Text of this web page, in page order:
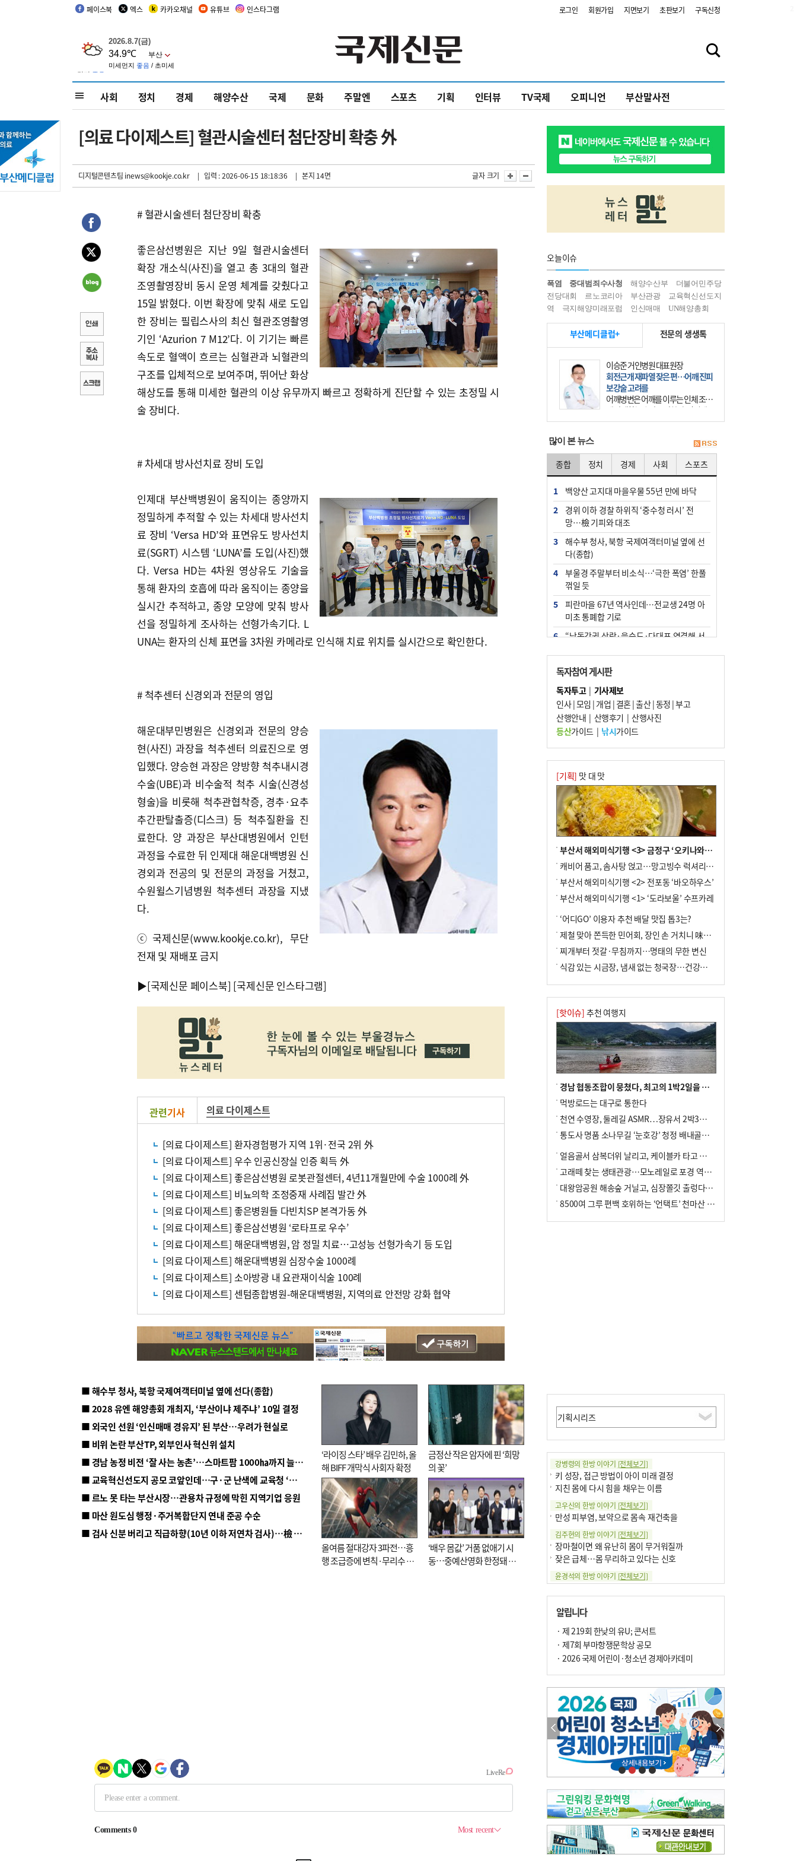
페이스북 엑스 카카오채널 유튜브 인스타그램 로그인 회원가입 지면보기 초판보기 구독신청
사회 정치 경제 해양수산 국제 문화 주말엔 스포츠 기획 인터뷰 TV국제 오피니언 부산말사전
[의료 다이제스트] 혈관시술센터 첨단장비 확충 外
디지털콘텐츠팀 inews@kookje.co.kr | 입력 : 2026-06-15 18:18:36 | 본지 14면 글자 크기
# 혈관시술센터 첨단장비 확충
좋은삼선병원은 지난 9일 혈관시술센터
확장 개소식(사진)을 열고 총 3대의 혈관
조영촬영장비 동시 운영 체계를 갖췄다고
15일 밝혔다. 이번 확장에 맞춰 새로 도입
한 장비는 필립스사의 최신 혈관조영촬영
기인 ‘Azurion 7 M12’다. 이 기기는 빠른
속도로 혈액이 흐르는 심혈관과 뇌혈관의
구조를 입체적으로 보여주며, 뛰어난 화상
해상도를 통해 미세한 혈관의 이상 유무까지 빠르고 정확하게 진단할 수 있는 초정밀 시
술 장비다.
# 차세대 방사선치료 장비 도입
인제대 부산백병원이 움직이는 종양까지
정밀하게 추적할 수 있는 차세대 방사선치
료 장비 ‘Versa HD’와 표면유도 방사선치
료(SGRT) 시스템 ‘LUNA’를 도입(사진)했
다. Versa HD는 4차원 영상유도 기술을
통해 환자의 호흡에 따라 움직이는 종양을
실시간 추적하고, 종양 모양에 맞춰 방사
선을 정밀하게 조사하는 선형가속기다. L
UNA는 환자의 신체 표면을 3차원 카메라로 인식해 치료 위치를 실시간으로 확인한다.
# 척추센터 신경외과 전문의 영입
해운대부민병원은 신경외과 전문의 양승
현(사진) 과장을 척추센터 의료진으로 영
입했다. 양승현 과장은 양방향 척추내시경
수술(UBE)과 비수술적 척추 시술(신경성
형술)을 비롯해 척추관협착증, 경추·요추
추간판탈출증(디스크) 등 척추질환을 진
료한다. 양 과장은 부산대병원에서 인턴
과정을 수료한 뒤 인제대 해운대백병원 신
경외과 전공의 및 전문의 과정을 거쳤고,
수원윌스기념병원 척추센터 과장을 지냈
다.
ⓒ국제신문(www.kookje.co.kr), 무단
전재 및 재배포 금지
▶[국제신문 페이스북] [국제신문 인스타그램]
관련기사 의료 다이제스트
[의료 다이제스트] 환자경험평가 지역 1위·전국 2위 外
[의료 다이제스트] 우수 인공신장실 인증 획득 外
[의료 다이제스트] 좋은삼선병원 로봇관절센터, 4년11개월만에 수술 1000례 外
[의료 다이제스트] 비뇨의학 조정중재 사례집 발간 外
[의료 다이제스트] 좋은병원들 다빈치SP 본격가동 外
[의료 다이제스트] 좋은삼선병원 ‘로타프로 우수’
[의료 다이제스트] 해운대백병원, 암 정밀 치료…고성능 선형가속기 등 도입
[의료 다이제스트] 해운대백병원 심장수술 1000례
[의료 다이제스트] 소아방광 내 요관재이식술 100례
[의료 다이제스트] 센텀종합병원-해운대백병원, 지역의료 안전망 강화 협약
■ 해수부 청사, 북항 국제여객터미널 옆에 선다(종합)
■ 2028 유엔 해양총회 개최지, ‘부산이냐 제주냐’ 10일 결정
■ 외국인 선원 ‘인신매매 경유지’ 된 부산…우려가 현실로
■ 비위 논란 부산TP, 외부인사 혁신위 설치
■ 경남 농정 비전 ‘잘 사는 농촌’…스마트팜 1000㏊까지 늘린다
■ 교육혁신선도지 공모 코앞인데…구·군 난색에 교육청 ‘쩔쩔’
■ 르노 못 타는 부산시장…관용차 규정에 막힌 지역기업 응원
■ 마산 원도심 행정·주거복합단지 연내 준공 수순
■ 검사 신분 버리고 직급하향(10년 이하 저연차 검사)…檢 중수청행 기피
‘라이징 스타’ 배우 김민하, 올
해 BIFF 개막식 사회자 확정
금정산 작은 암자에 핀 ‘희망
의 꽃’
올여름 절대강자 3파전…흥
행 조급증에 변칙·무리수 마
‘배우 몸값’ 거품 없애기 시
동…중예산영화 한정돼 실
오늘이슈
폭염 중대범죄수사청 해양수산부
더불어민주당
전당대회
르노코리아 부산관광
교육혁신선도지
역
극지해양미래포럼 인신매매 UN해양총회
부산메디클럽+ 전문의 생생톡
이승준 거인병원 대표원장
회전근개 재파열 잦은 편…어깨 진피
보강술 고려를
어깨병변은 어깨를 이루는 인체 조직
에 발생하는 손상을 말한다. 여기에
는 오십견과 회전근개 증후군, 어깨
많이 본 뉴스
종합 정치 경제 사회 스포츠
1
백양산 고지대 마을우물 55년 만에 바닥
2
경위 이하 경찰 하위직 ‘중수청 러시’ 전
망…檢 기피와 대조
3
해수부 청사, 북항 국제여객터미널 옆에 선
다(종합)
4
부울경 주말부터 비소식…‘극한 폭염’ 한풀
꺾일 듯
5
피란마을 67년 역사인데…전교생 24명 아
미초 통폐합 기로
6
“낙동강권 삼락·을숙도·다대포 연결해 서
7
오늘의 날씨- 2026년 8월 7일
8
[사설] 해수부 신청사 북항으로 확정, 해양
수도 도약의 전환점
9
외국인 선원 ‘인신매매 경유지’ 된 부산…
우려가 현실로
10 르노 못 타는 부산시장…관용차 규정에 막
힌 지역기업 응원
독자참여 게시판
독자투고| 기사제보
인사|모임 | 개업 | 결혼|출산|동정 |부고
산행안내 | 산행후기 | 산행사진
등산가이드| 낚시가이드
[기획] 맛 대 맛
부산서 해외미식기행 <3> 금정구 ‘오키나와키친’
캐비어 품고, 솜사탕 얹고…망고빙수 럭셔리한 진화
부산서 해외미식기행 <2> 전포동 ‘바오하우스’
부산서 해외미식기행 <1> ‘도라보울’ 수프카레
‘어디GO’ 이용자 추천 배달 맛집 톱3는?
제철 맞아 쫀득한 민어회, 장인 손 거치니 味친 한상
찌개부터 젓갈·무침까지…명태의 무한 변신
식감 있는 시금장, 냄새 없는 청국장…건강한 발효 밥상
[핫이슈] 추천 여행지
경남 협동조합이 뭉쳤다, 최고의 1박2일을 위해
먹방로드는 대구로 통한다
천연 수영장, 둘레길 ASMR…장유서 2박3일 소확행
통도사 명품 소나무길 ‘눈호강’ 청정 배내골서 더위 싹
얼음골서 삼복더위 날리고, 케이블카 타고 신선놀음
고래떼 찾는 생태관광…모노레일로 포경 역사여행
대왕암공원 해송숲 거닐고, 심장쫄깃 출렁다리 건너봐
8500여 그루 편백 호위하는 ‘언택트’ 천마산 산림욕장
강병령의 한방 이야기 [전체보기]
키 성장, 접근 방법이 아이 미래 결정
지친 몸에 다시 힘을 채우는 이름
고우신의 한방 이야기 [전체보기]
만성 피부염, 보약으로 몸속 재건축을
김주현의 한방 이야기 [전체보기]
장마철이면 왜 유난히 몸이 무거워질까
잦은 급체…몸 무리하고 있다는 신호
윤경석의 한방 이야기 [전체보기]
땀 멈추려 하지 말고 원인부터 찾아야
손 떨림, 늙음 증거일까 질병 신호일까
윤화정의 한방 이야기
냉기 직접 닿으면 ‘구안와사’ 위험
의료 다이제스트[전체보기]
환자경험평가 지역 1위·전국 2위 外
이유림의 한방 이야기[전체보기]
한방치료, 통증 관리의 새 해법
정영자 시민기자의 웰니스 [전체보기]
습한 여름…몸 깨우는 ‘순환 처방전’
자연·쉼에서 찾는 ‘웰니스 처방전’
조성우의 한방 이야기[전체보기]
봄의 설렘보다 먼저 내 몸의 달램
진료실에서[전체보기]
B형 간염은 ‘간암 시한폭탄’…비활동기 환자도 꼭 6개월 주기 검사
최수지의 한방 이야기 [전체보기]
‘생리 안 해서 편하다’는 위험한 착각
알립니다
· 제 219회 한낮의 유U; 콘서트
· 제7회 부마항쟁문학상 공모
· 2026 국제 어린이·청소년 경제아카데미